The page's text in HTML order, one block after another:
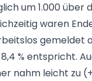
um 1.000 über
waren
gemeldet
% entspricht.
nahm leicht zu